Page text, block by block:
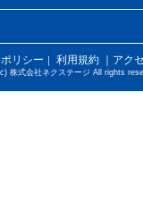
リシー ｜ 利用規約 ｜アク
株式会社ネクステージ All rights